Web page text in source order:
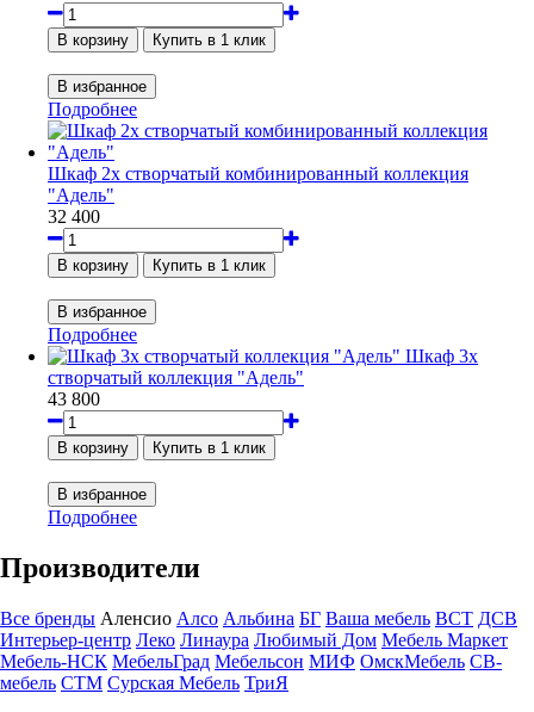
Подробнее
Шкаф 2х створчатый комбинированный коллекция
"Адель"
32 400
Подробнее
Шкаф 3х
створчатый коллекция "Адель"
43 800
Подробнее
Производители
Все бренды Аленсио Алсо Альбина БГ Ваша мебель ВСТ ДСВ
Интерьер-центр Леко Линаура Любимый Дом Мебель Маркет
Мебель-НСК МебельГрад Мебельсон МИФ ОмскМебель СВ-
мебель СТМ Сурская Мебель ТриЯ